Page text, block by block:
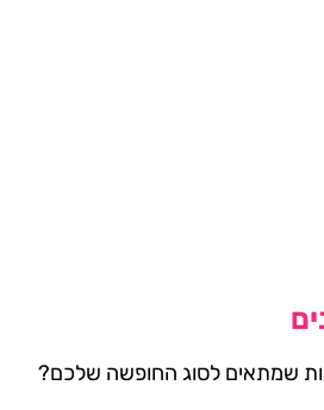
שמתאים לסוג החופשה שלכם?